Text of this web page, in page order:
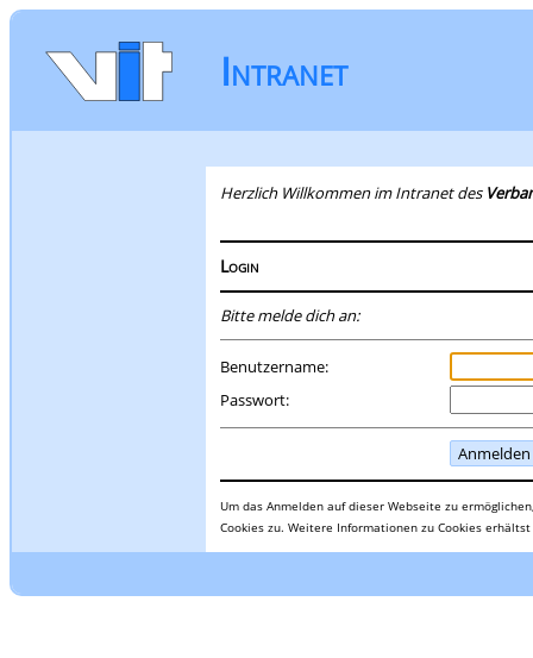
Intranet
Herzlich Willkommen im Intranet des
Login
Bitte melde dich an:
Benutzername:
Passwort:
Anmelden
Um das Anmelden auf dieser Webseite zu
Cookies zu. Weitere Informationen zu Cookies